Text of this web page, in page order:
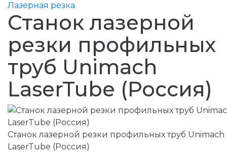
Лазерная резка
Станок лазерной
резки профильных
труб Unimach
LaserTube (Россия)
Станок лазерной резки профильных труб Unimach
LaserTube (Россия)